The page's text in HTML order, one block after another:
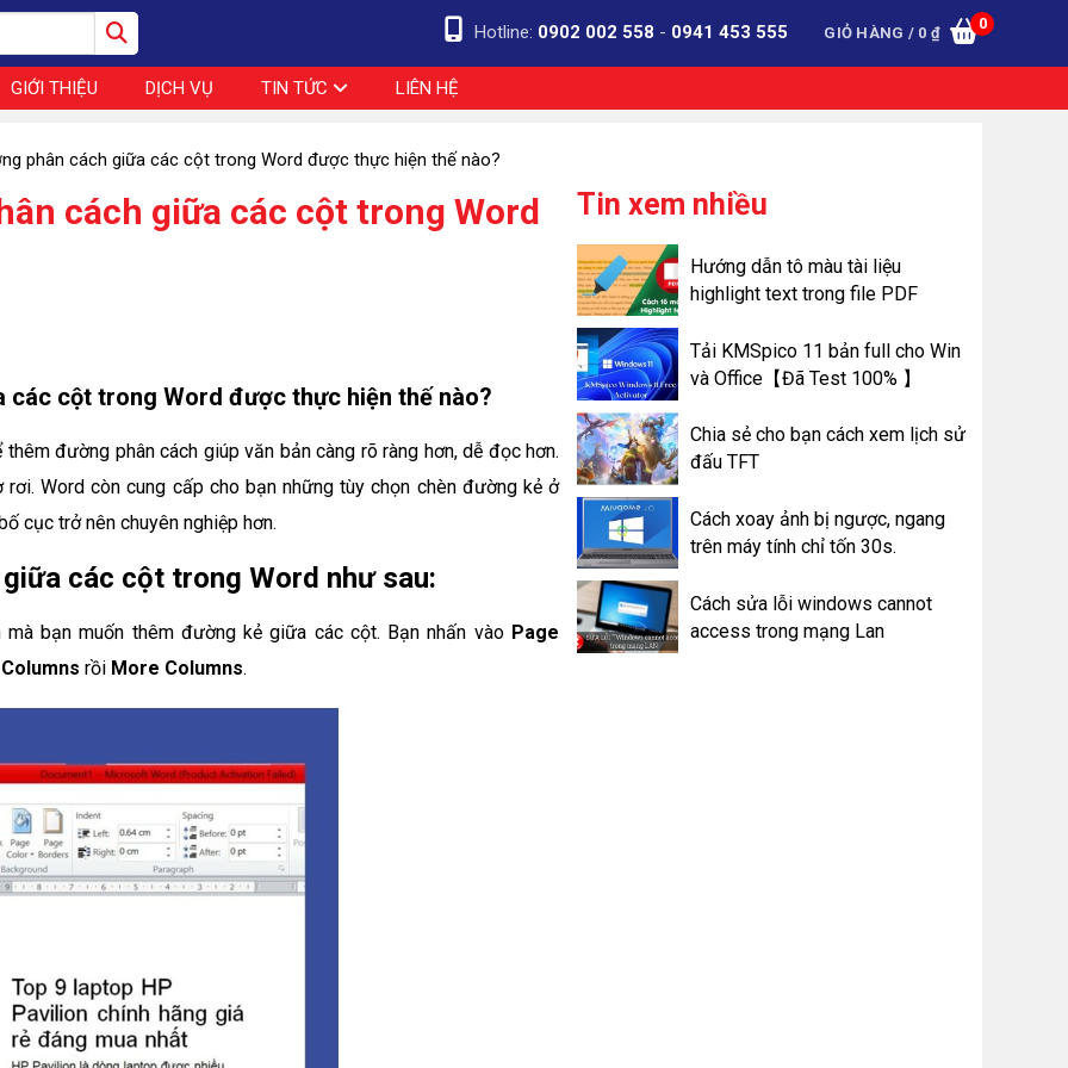
GIỎ HÀNG / 0 ₫
0
Hotline: 0902 002 558 - 0941 453 555
GIỚI THIỆU DỊCH VỤ TIN TỨC LIÊN HỆ
phân cách giữa các cột trong Word được thực hiện thế nào?
cách giữa các cột trong Word
các cột trong Word được thực hiện thế nào?
đường phân cách giúp văn bản càng rõ ràng hơn, dễ đọc hơn.
Word còn cung cấp cho bạn những tùy chọn chèn đường kẻ ở
cục trở nên chuyên nghiệp hơn.
các cột trong Word như sau:
bạn muốn thêm đường kẻ giữa các cột. Bạn nhấn vào Page
Columns rồi More Columns.
Tin xem nhiều
Hướng dẫn tô màu tài liệu
highlight text trong file PDF
Tải KMSpico 11 bản full cho Win
và Office【Đã Test 100% 】
Chia sẻ cho bạn cách xem lịch sử
đấu TFT
Cách xoay ảnh bị ngược, ngang
trên máy tính chỉ tốn 30s.
Cách sửa lỗi windows cannot
access trong mạng Lan